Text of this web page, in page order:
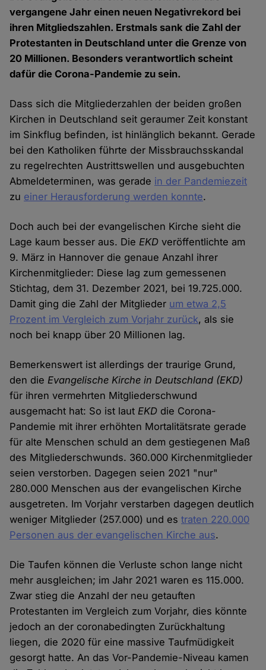
vergangene Jahr einen neuen Negativrekord bei
ihren Mitgliedszahlen. Erstmals sank die Zahl der
Protestanten in Deutschland unter die Grenze von
20 Millionen. Besonders verantwortlich scheint
dafür die Corona-Pandemie zu sein.
Dass sich die Mitgliederzahlen der beiden großen
Kirchen in Deutschland seit geraumer Zeit konstant
im Sinkflug befinden, ist hinlänglich bekannt. Gerade
bei den Katholiken führte der Missbrauchsskandal
zu regelrechten Austrittswellen und ausgebuchten
Abmeldeterminen, was gerade in der Pandemiezeit
zu einer Herausforderung werden konnte.
Doch auch bei der evangelischen Kirche sieht die
Lage kaum besser aus. DieEKD veröffentlichte am
9. März in Hannover die genaue Anzahl ihrer
Kirchenmitglieder: Diese lag zum gemessenen
Stichtag, dem 31. Dezember 2021, bei 19.725.000.
Damit ging die Zahl der Mitglieder um etwa 2,5
Prozent im Vergleich zum Vorjahr zurück, als sie
noch bei knapp über 20 Millionen lag.
Bemerkenswert ist allerdings der traurige Grund,
den dieEvangelische Kirche in Deutschland (EKD)
für ihren vermehrten Mitgliederschwund
ausgemacht hat: So ist lautEKD die Corona-
Pandemie mit ihrer erhöhten Mortalitätsrate gerade
für alte Menschen schuld an dem gestiegenen Maß
des Mitgliederschwunds. 360.000 Kirchenmitglieder
seien verstorben. Dagegen seien 2021 "nur"
280.000 Menschen aus der evangelischen Kirche
ausgetreten. Im Vorjahr verstarben dagegen deutlich
weniger Mitglieder (257.000) und estraten 220.000
Personen aus der evangelischen Kirche aus.
Die Taufen können die Verluste schon lange nicht
mehr ausgleichen; im Jahr 2021 waren es 115.000.
Zwar stieg die Anzahl der neu getauften
Protestanten im Vergleich zum Vorjahr, dies könnte
jedoch an der coronabedingten Zurückhaltung
liegen, die 2020 für eine massive Taufmüdigkeit
gesorgt hatte. An das Vor-Pandemie-Niveau kamen